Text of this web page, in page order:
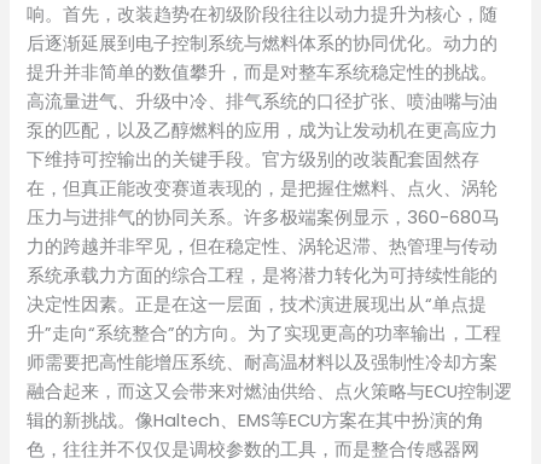
响。首先，改装趋势在初级阶段往往以动力提升为核心，随
后逐渐延展到电子控制系统与燃料体系的协同优化。动力的
提升并非简单的数值攀升，而是对整车系统稳定性的挑战。
高流量进气、升级中冷、排气系统的口径扩张、喷油嘴与油
泵的匹配，以及乙醇燃料的应用，成为让发动机在更高应力
下维持可控输出的关键手段。官方级别的改装配套固然存
在，但真正能改变赛道表现的，是把握住燃料、点火、涡轮
压力与进排气的协同关系。许多极端案例显示，360-680马
力的跨越并非罕见，但在稳定性、涡轮迟滞、热管理与传动
系统承载力方面的综合工程，是将潜力转化为可持续性能的
决定性因素。正是在这一层面，技术演进展现出从“单点提
升”走向“系统整合”的方向。为了实现更高的功率输出，工程
师需要把高性能增压系统、耐高温材料以及强制性冷却方案
融合起来，而这又会带来对燃油供给、点火策略与ECU控制逻
辑的新挑战。像Haltech、EMS等ECU方案在其中扮演的角
色，往往并不仅仅是调校参数的工具，而是整合传感器网